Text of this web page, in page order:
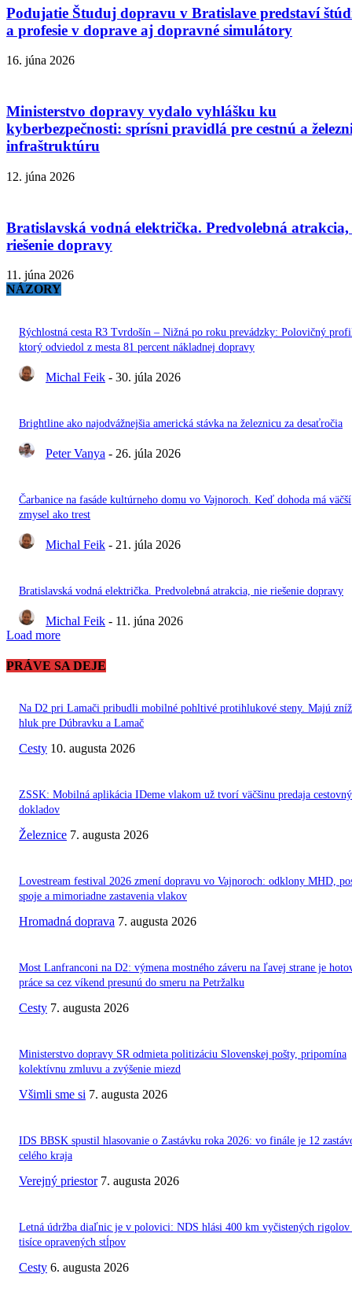
Podujatie Študuj dopravu v Bratislave predstaví
a profesie v doprave aj dopravné simulátory
16. júna 2026
Ministerstvo dopravy vydalo vyhlášku ku
kyberbezpečnosti: sprísni pravidlá pre cestnú a
infraštruktúru
12. júna 2026
Bratislavská vodná električka. Predvolebná atrakcia,
riešenie dopravy
11. júna 2026
NÁZORY
Rýchlostná cesta R3 Tvrdošín – Nižná po roku prevádzky: Polovičný
ktorý odviedol z mesta 81 percent nákladnej dopravy
Michal Feik - 30. júla 2026
Brightline ako najodvážnejšia americká stávka na železnicu za desaťročia
Peter Vanya - 26. júla 2026
Čarbanice na fasáde kultúrneho domu vo Vajnoroch. Keď dohoda má väčší
zmysel ako trest
Michal Feik - 21. júla 2026
Bratislavská vodná električka. Predvolebná atrakcia, nie riešenie dopravy
Michal Feik - 11. júna 2026
Load more
PRÁVE SA DEJE
Na D2 pri Lamači pribudli mobilné pohltivé protihlukové steny. Majú
hluk pre Dúbravku a Lamač
Cesty 10. augusta 2026
ZSSK: Mobilná aplikácia IDeme vlakom už tvorí väčšinu predaja
dokladov
Železnice 7. augusta 2026
Lovestream festival 2026 zmení dopravu vo Vajnoroch: odklony MHD,
spoje a mimoriadne zastavenia vlakov
Hromadná doprava 7. augusta 2026
Most Lanfranconi na D2: výmena mostného záveru na ľavej strane je
práce sa cez víkend presunú do smeru na Petržalku
Cesty 7. augusta 2026
Ministerstvo dopravy SR odmieta politizáciu Slovenskej pošty, pripomína
kolektívnu zmluvu a zvýšenie miezd
Všimli sme si 7. augusta 2026
IDS BBSK spustil hlasovanie o Zastávku roka 2026: vo finále je 12
celého kraja
Verejný priestor 7. augusta 2026
Letná údržba diaľnic je v polovici: NDS hlási 400 km vyčistených rigolov
tisíce opravených stĺpov
Cesty 6. augusta 2026